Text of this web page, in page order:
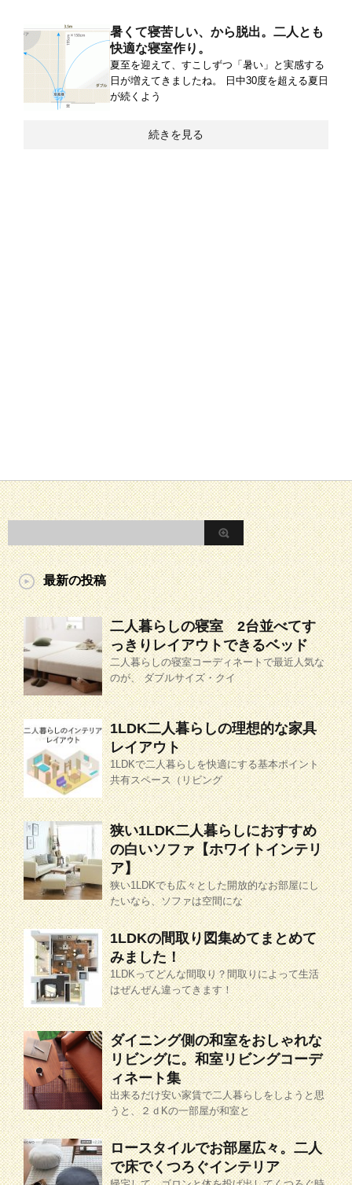
暑くて寝苦しい、から脱出。二人とも
快適な寝室作り。
夏至を迎えて、すこしずつ「暑い」と実感する
日が増えてきましたね。 日中30度を超える夏日
が続くよう
続きを見る
最新の投稿
二人暮らしの寝室 2台並べてす
っきりレイアウトできるベッド
二人暮らしの寝室コーディネートで最近人気な
のが、 ダブルサイズ・クイ
1LDK二人暮らしの理想的な家具
レイアウト
1LDKで二人暮らしを快適にする基本ポイント
共有スペース（リビング
狭い1LDK二人暮らしにおすすめ
の白いソファ【ホワイトインテリ
ア】
狭い1LDKでも広々とした開放的なお部屋にし
たいなら、ソファは空間にな
1LDKの間取り図集めてまとめて
みました！
1LDKってどんな間取り？間取りによって生活
はぜんぜん違ってきます！
ダイニング側の和室をおしゃれな
リビングに。和室リビングコーデ
ィネート集
出来るだけ安い家賃で二人暮らしをしようと思
うと、２ｄKの一部屋が和室と
ロースタイルでお部屋広々。二人
で床でくつろぐインテリア